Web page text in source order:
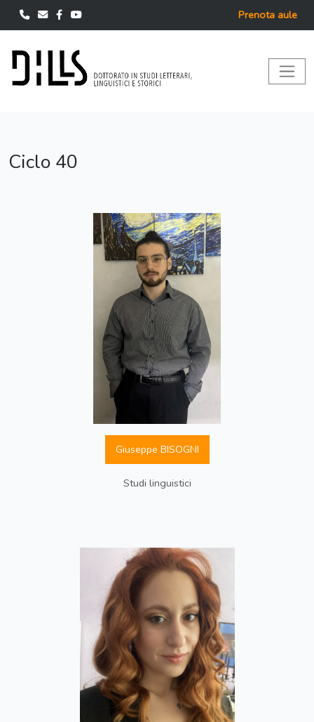
Prenota aule
Ciclo 40
Giuseppe BISOGNI
Studi linguistici